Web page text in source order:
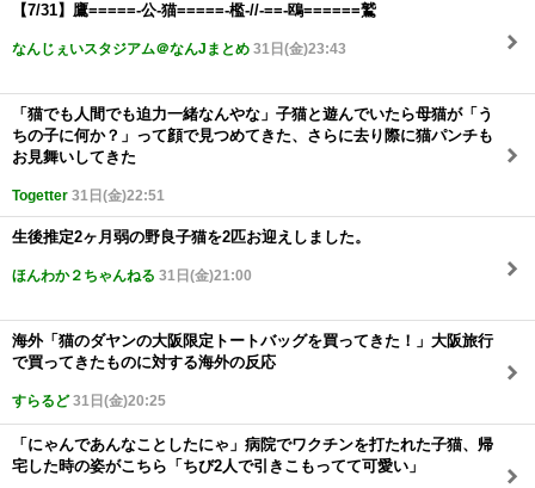
【7/31】鷹=====-公-猫=====-檻-//-==-鴎======鷲
なんじぇいスタジアム＠なんJまとめ 31日(金)23:43
「猫でも人間でも迫力一緒なんやな」子猫と遊んでいたら母猫が「う
ちの子に何か？」って顔で見つめてきた、さらに去り際に猫パンチも
お見舞いしてきた
Togetter 31日(金)22:51
生後推定2ヶ月弱の野良子猫を2匹お迎えしました。
ほんわか２ちゃんねる 31日(金)21:00
海外「猫のダヤンの大阪限定トートバッグを買ってきた！」大阪旅行
で買ってきたものに対する海外の反応
すらるど31日(金)20:25
「にゃんであんなことしたにゃ」病院でワクチンを打たれた子猫、帰
宅した時の姿がこちら「ちび2人で引きこもってて可愛い」